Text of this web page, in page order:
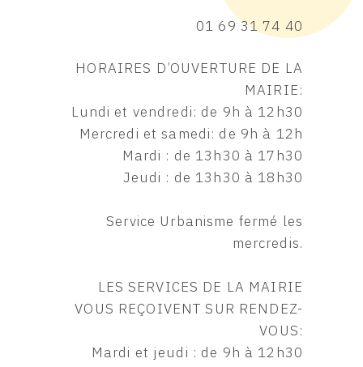
01 69 31 74 40
HORAIRES D’OUVERTURE DE LA
MAIRIE:
Lundi et vendredi: de 9h à 12h30
Mercredi et samedi: de 9h à 12h
Mardi : de 13h30 à 17h30
Jeudi : de 13h30 à 18h30
Service Urbanisme fermé les
mercredis.
LES SERVICES DE LA MAIRIE
VOUS REÇOIVENT SUR RENDEZ-
VOUS:
Mardi et jeudi : de 9h à 12h30